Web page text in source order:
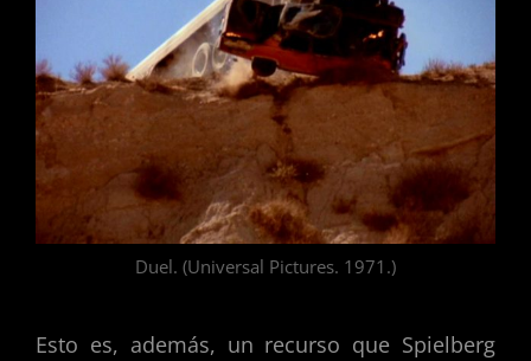
Duel. (Universal Pictures. 1971.)
Esto es, además, un recurso que Spielberg